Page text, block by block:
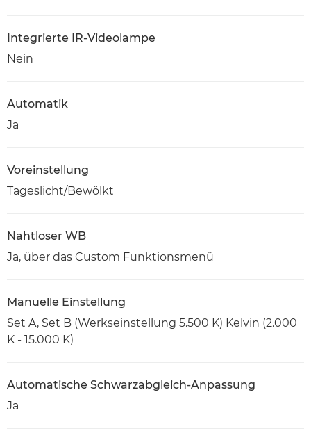
Integrierte IR-Videolampe
Nein
Automatik
Ja
Voreinstellung
Tageslicht/Bewölkt
Nahtloser WB
Ja, über das Custom Funktionsmenü
Manuelle Einstellung
Set A, Set B (Werkseinstellung 5.500 K) Kelvin (2.000
K - 15.000 K)
Automatische Schwarzabgleich-Anpassung
Ja